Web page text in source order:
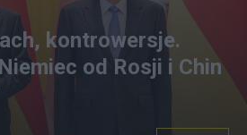
kontrowersje.
od Rosji i Chin